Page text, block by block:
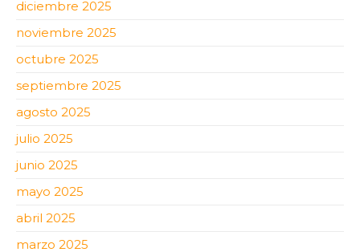
diciembre 2025
noviembre 2025
octubre 2025
septiembre 2025
agosto 2025
julio 2025
junio 2025
mayo 2025
abril 2025
marzo 2025